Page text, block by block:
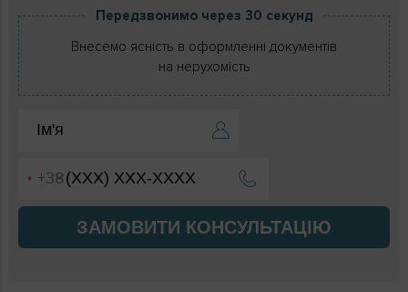
Передзвонимо через 30 секунд
Внесемо ясність в оформленні документів
на нерухомість
ЗАМОВИТИ КОНСУЛЬТАЦІЮ